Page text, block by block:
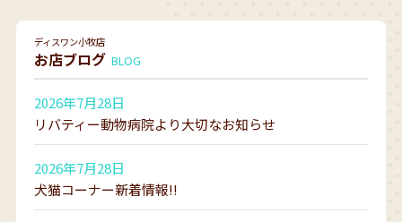
ディスワン小牧店
お店ブログ BLOG
2026年7月28日
リバティー動物病院より大切なお知らせ
2026年7月28日
犬猫コーナー新着情報!!